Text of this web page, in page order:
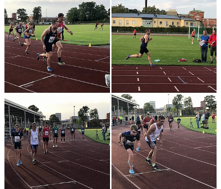
ANMÄLAN TILL LÖPGRUPPEN